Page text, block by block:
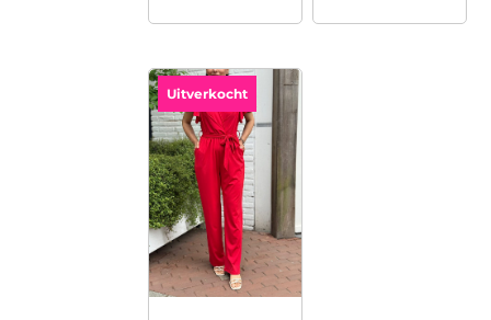
meerdere
variaties.
Deze
optie
kan
gekozen
worden
op
Uitverkocht